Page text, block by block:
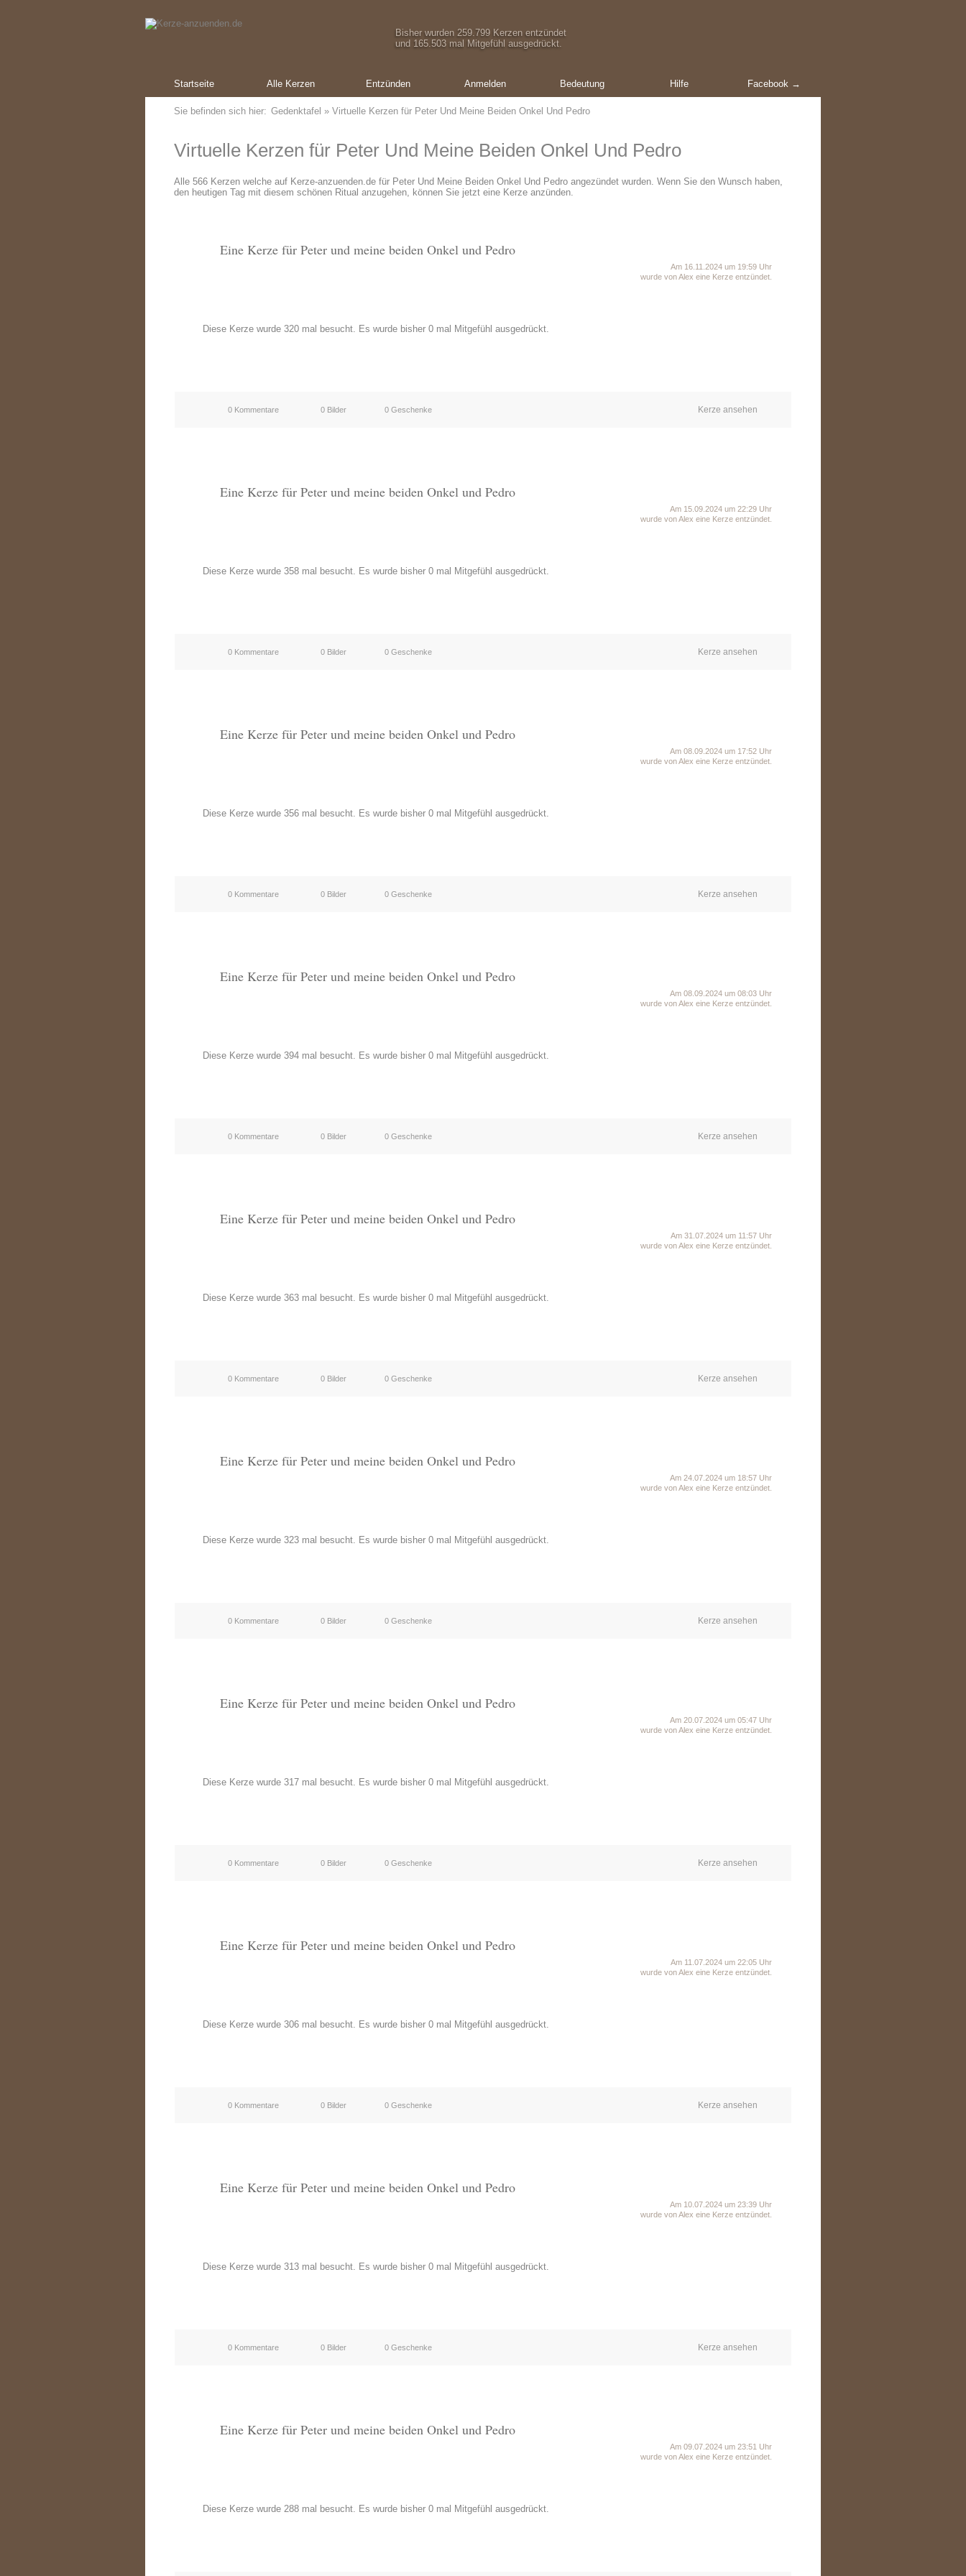
Bisher wurden 259.799 Kerzen entzündet
und 165.503 mal Mitgefühl ausgedrückt.
Startseite Alle Kerzen Entzünden Anmelden Bedeutung Hilfe Facebook →
Sie befinden sich hier: Gedenktafel » Virtuelle Kerzen für Peter Und Meine Beiden Onkel Und Pedro
Virtuelle Kerzen für Peter Und Meine Beiden Onkel Und Pedro
Alle 566 Kerzen welche auf Kerze-anzuenden.de für Peter Und Meine Beiden Onkel Und Pedro angezündet wurden. Wenn Sie den Wunsch haben,
den heutigen Tag mit diesem schönen Ritual anzugehen, können Sie jetzt eine Kerze anzünden.
Eine Kerze für Peter und meine beiden Onkel und Pedro
Am 16.11.2024 um 19:59 Uhr
wurde von Alex eine Kerze entzündet.
Diese Kerze wurde 320 mal besucht. Es wurde bisher 0 mal Mitgefühl ausgedrückt.
0 Kommentare 0 Bilder 0 Geschenke Kerze ansehen
Eine Kerze für Peter und meine beiden Onkel und Pedro
Am 15.09.2024 um 22:29 Uhr
wurde von Alex eine Kerze entzündet.
Diese Kerze wurde 358 mal besucht. Es wurde bisher 0 mal Mitgefühl ausgedrückt.
0 Kommentare 0 Bilder 0 Geschenke Kerze ansehen
Eine Kerze für Peter und meine beiden Onkel und Pedro
Am 08.09.2024 um 17:52 Uhr
wurde von Alex eine Kerze entzündet.
Diese Kerze wurde 356 mal besucht. Es wurde bisher 0 mal Mitgefühl ausgedrückt.
0 Kommentare 0 Bilder 0 Geschenke Kerze ansehen
Eine Kerze für Peter und meine beiden Onkel und Pedro
Am 08.09.2024 um 08:03 Uhr
wurde von Alex eine Kerze entzündet.
Diese Kerze wurde 394 mal besucht. Es wurde bisher 0 mal Mitgefühl ausgedrückt.
0 Kommentare 0 Bilder 0 Geschenke Kerze ansehen
Eine Kerze für Peter und meine beiden Onkel und Pedro
Am 31.07.2024 um 11:57 Uhr
wurde von Alex eine Kerze entzündet.
Diese Kerze wurde 363 mal besucht. Es wurde bisher 0 mal Mitgefühl ausgedrückt.
0 Kommentare 0 Bilder 0 Geschenke Kerze ansehen
Eine Kerze für Peter und meine beiden Onkel und Pedro
Am 24.07.2024 um 18:57 Uhr
wurde von Alex eine Kerze entzündet.
Diese Kerze wurde 323 mal besucht. Es wurde bisher 0 mal Mitgefühl ausgedrückt.
0 Kommentare 0 Bilder 0 Geschenke Kerze ansehen
Eine Kerze für Peter und meine beiden Onkel und Pedro
Am 20.07.2024 um 05:47 Uhr
wurde von Alex eine Kerze entzündet.
Diese Kerze wurde 317 mal besucht. Es wurde bisher 0 mal Mitgefühl ausgedrückt.
0 Kommentare 0 Bilder 0 Geschenke Kerze ansehen
Eine Kerze für Peter und meine beiden Onkel und Pedro
Am 11.07.2024 um 22:05 Uhr
wurde von Alex eine Kerze entzündet.
Diese Kerze wurde 306 mal besucht. Es wurde bisher 0 mal Mitgefühl ausgedrückt.
0 Kommentare 0 Bilder 0 Geschenke Kerze ansehen
Eine Kerze für Peter und meine beiden Onkel und Pedro
Am 10.07.2024 um 23:39 Uhr
wurde von Alex eine Kerze entzündet.
Diese Kerze wurde 313 mal besucht. Es wurde bisher 0 mal Mitgefühl ausgedrückt.
0 Kommentare 0 Bilder 0 Geschenke Kerze ansehen
Eine Kerze für Peter und meine beiden Onkel und Pedro
Am 09.07.2024 um 23:51 Uhr
wurde von Alex eine Kerze entzündet.
Diese Kerze wurde 288 mal besucht. Es wurde bisher 0 mal Mitgefühl ausgedrückt.